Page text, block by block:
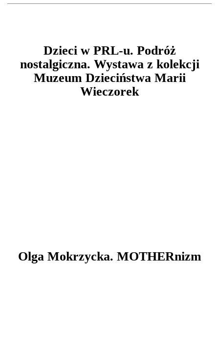
Dzieci w PRL-u. Podróż
nostalgiczna. Wystawa z kolekcji
Muzeum Dzieciństwa Marii
Wieczorek
Olga Mokrzycka. MOTHERnizm